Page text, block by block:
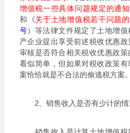
增值税一些具体问题规定的通知
和《关于土地增值税若干问题
号）等法律文件规定了土地增
产企业提出享受前述税收优惠
审核是否符合相关税收优惠政
看似简单，但如果对税收政策
案恰恰就是不合法的偷逃税方案。
2、销售收入是否有少计的情